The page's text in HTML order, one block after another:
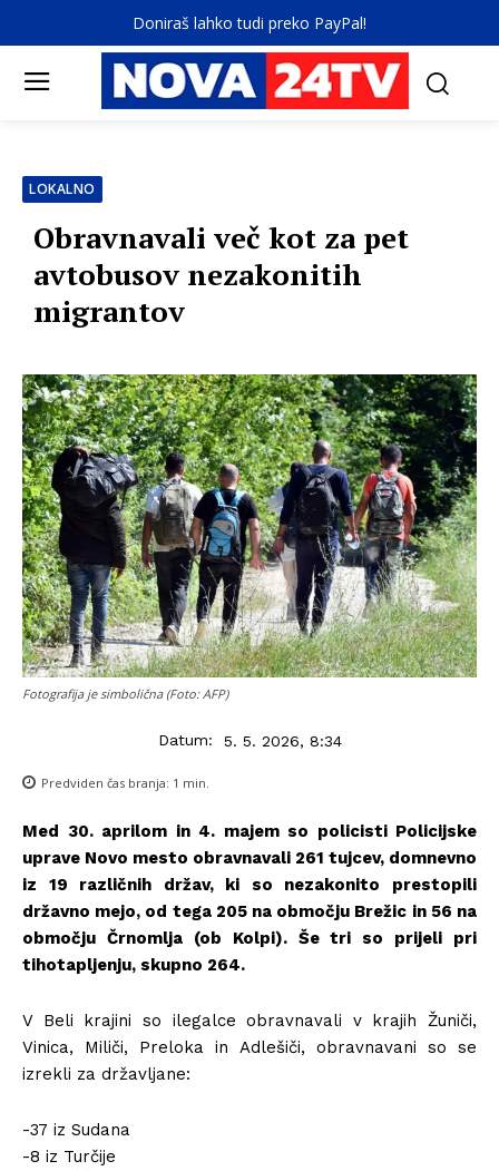
Doniraš lahko tudi preko PayPal!
LOKALNO
Obravnavali več kot za pet
avtobusov nezakonitih
migrantov
Fotografija je simbolična (Foto: AFP)
Datum: 5. 5. 2026, 8:34
Predviden čas branja: 1 min.
Med 30. aprilom in 4. majem so policisti Policijske
uprave Novo mesto obravnavali 261 tujcev, domnevno
iz 19 različnih držav, ki so nezakonito prestopili
državno mejo, od tega 205 na območju Brežic in 56 na
območju Črnomlja (ob Kolpi). Še tri so prijeli pri
tihotapljenju, skupno 264.
V Beli krajini so ilegalce obravnavali v krajih Žuniči,
Vinica, Miliči, Preloka in Adlešiči, obravnavani so se
izrekli za državljane:
-37 iz Sudana
-8 iz Turčije